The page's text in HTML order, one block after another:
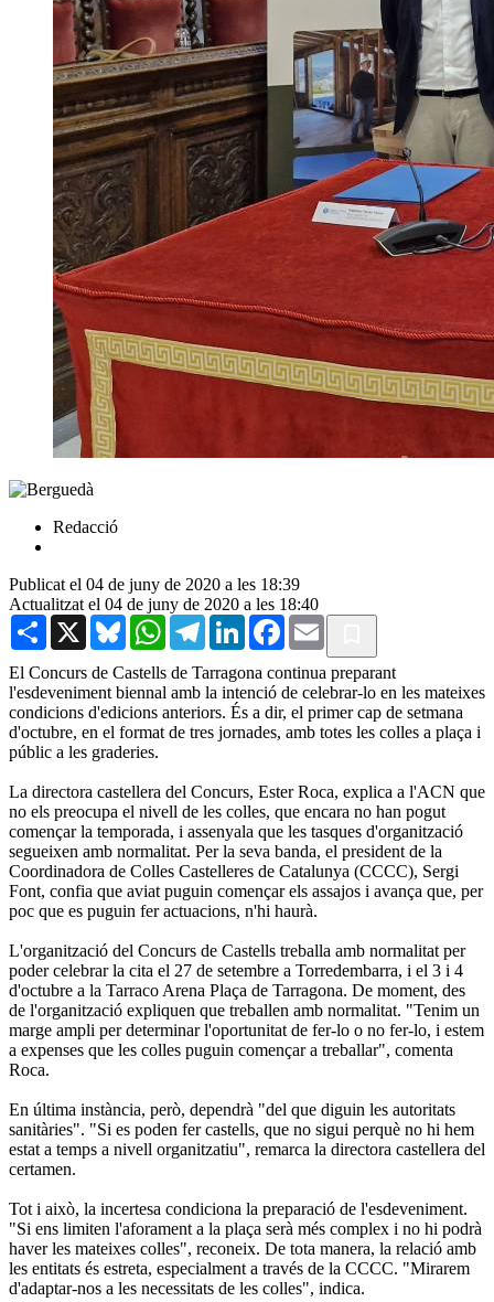
Redacció
Publicat el 04 de juny de 2020 a les 18:39
Actualitzat el 04 de juny de 2020 a les 18:40
Share X BlueskyWhatsAppTelegramLinkedInFacebook
Email
El Concurs de Castells de Tarragona continua preparant
l'esdeveniment biennal amb la intenció de celebrar-lo en les mateixes
condicions d'edicions anteriors. És a dir, el primer cap de setmana
d'octubre, en el format de tres jornades, amb totes les colles a plaça i
públic a les graderies.
La directora castellera del Concurs, Ester Roca, explica a l'ACN que
no els preocupa el nivell de les colles, que encara no han pogut
començar la temporada, i assenyala que les tasques d'organització
segueixen amb normalitat. Per la seva banda, el president de la
Coordinadora de Colles Castelleres de Catalunya (CCCC), Sergi
Font, confia que aviat puguin començar els assajos i avança que, per
poc que es puguin fer actuacions, n'hi haurà.
L'organització del Concurs de Castells treballa amb normalitat per
poder celebrar la cita el 27 de setembre a Torredembarra, i el 3 i 4
d'octubre a la Tarraco Arena Plaça de Tarragona. De moment, des
de l'organització expliquen que treballen amb normalitat. "Tenim un
marge ampli per determinar l'oportunitat de fer-lo o no fer-lo, i estem
a expenses que les colles puguin començar a treballar", comenta
Roca.
En última instància, però, dependrà "del que diguin les autoritats
sanitàries". "Si es poden fer castells, que no sigui perquè no hi hem
estat a temps a nivell organitzatiu", remarca la directora castellera del
certamen.
Tot i això, la incertesa condiciona la preparació de l'esdeveniment.
"Si ens limiten l'aforament a la plaça serà més complex i no hi podrà
haver les mateixes colles", reconeix. De tota manera, la relació amb
les entitats és estreta, especialment a través de la CCCC. "Mirarem
d'adaptar-nos a les necessitats de les colles", indica.